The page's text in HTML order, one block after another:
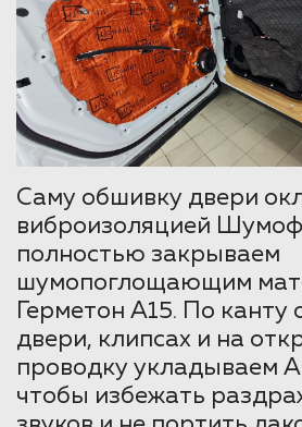
Саму обшивку двери
виброизоляцией
полностью закрываем
шумопоглощающим
Герметон А15. По канту
двери, клипсах и на
проводку укладываем
чтобы избежать